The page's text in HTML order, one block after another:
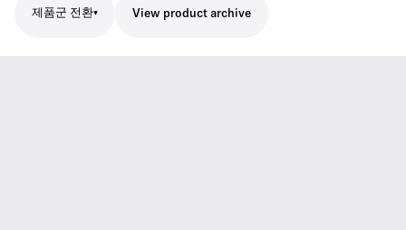
제품군 전환 View product archive